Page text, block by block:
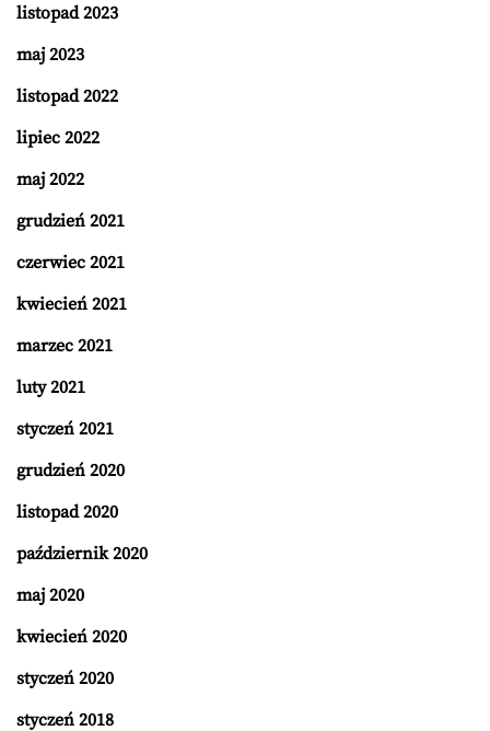
listopad 2023
maj 2023
listopad 2022
lipiec 2022
maj 2022
grudzień 2021
czerwiec 2021
kwiecień 2021
marzec 2021
luty 2021
styczeń 2021
grudzień 2020
listopad 2020
październik 2020
maj 2020
kwiecień 2020
styczeń 2020
styczeń 2018